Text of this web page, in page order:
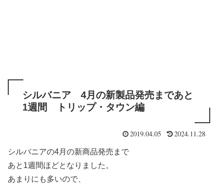
シルバニア 4月の新製品発売まであと
1週間 トリップ・タウン編
2019.04.05 2024.11.28
シルバニアの4月の新商品発売まで
あと1週間ほどとなりました。
あまりにも多いので、